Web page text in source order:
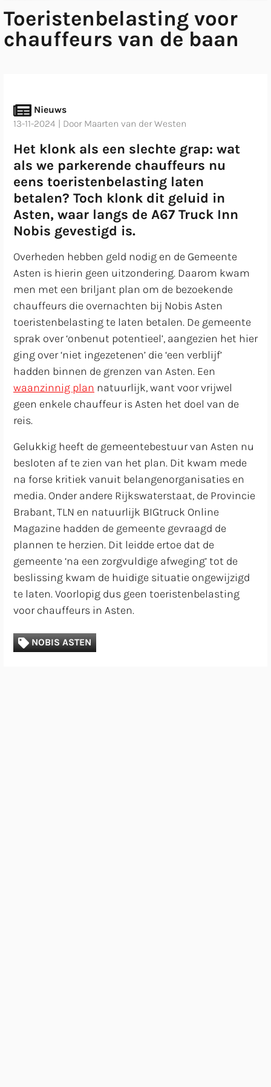
Toeristenbelasting voor
chauffeurs van de baan
Nieuws
13-11-2024 | Door Maarten van der Westen
Het klonk als een slechte grap: wat
als we parkerende chauffeurs nu
eens toeristenbelasting laten
betalen? Toch klonk dit geluid in
Asten, waar langs de A67 Truck Inn
Nobis gevestigd is.
Overheden hebben geld nodig en de Gemeente
Asten is hierin geen uitzondering. Daarom kwam
men met een briljant plan om de bezoekende
chauffeurs die overnachten bij Nobis Asten
toeristenbelasting te laten betalen. De gemeente
sprak over ‘onbenut potentieel’, aangezien het hier
ging over ‘niet ingezetenen’ die ‘een verblijf’
hadden binnen de grenzen van Asten. Een
waanzinnig plan natuurlijk, want voor vrijwel
geen enkele chauffeur is Asten het doel van de
reis.
Gelukkig heeft de gemeentebestuur van Asten nu
besloten af te zien van het plan. Dit kwam mede
na forse kritiek vanuit belangenorganisaties en
media. Onder andere Rijkswaterstaat, de Provincie
Brabant, TLN en natuurlijk BIGtruck Online
Magazine hadden de gemeente gevraagd de
plannen te herzien. Dit leidde ertoe dat de
gemeente ‘na een zorgvuldige afweging’ tot de
beslissing kwam de huidige situatie ongewijzigd
te laten. Voorlopig dus geen toeristenbelasting
voor chauffeurs in Asten.
NOBIS ASTEN